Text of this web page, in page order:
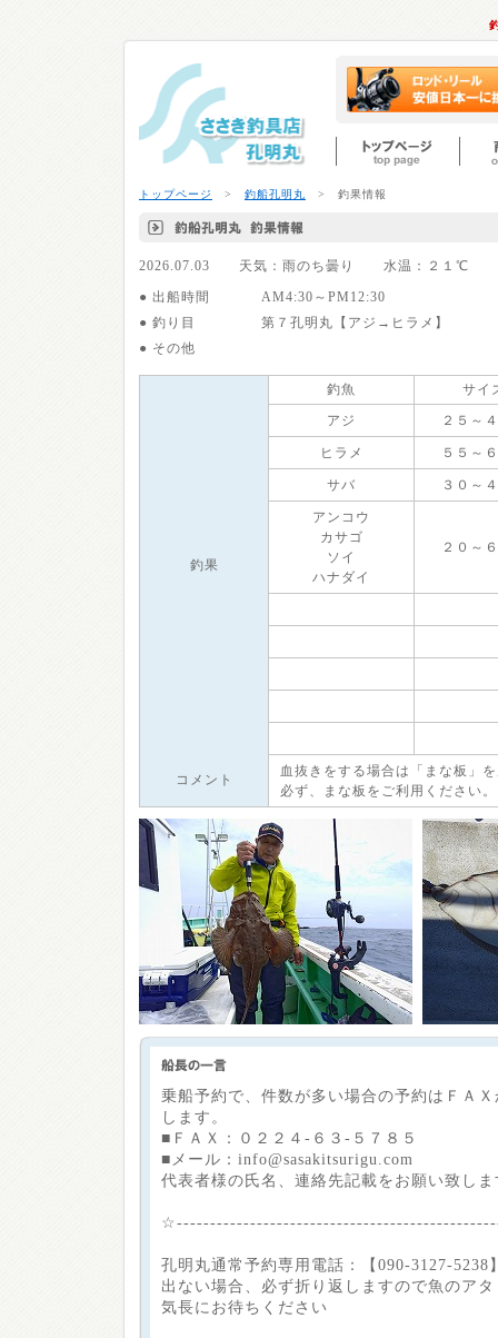
トップページ > 釣船孔明丸 > 釣果情報
2026.07.03 天気：雨のち曇り 水温：２１℃
● 出船時間
AM4:30～PM12:30
● 釣り目
第７孔明丸【アジ→ヒラメ】
● その他
釣果
釣魚
サイ
アジ
２５～
ヒラメ ５５～
サバ ３０～
アンコウ
カサゴ
ソイ
ハナダイ
２０～
コメント
血抜きをする場合は「まな板」
必ず、まな板をご利用ください。
乗船予約で、件数が多い場合の予約はＦＡ
します。
■ＦＡＸ：０２２４-６３-５７８５
■メール：info@sasakitsurigu.com
代表者様の氏名、連絡先記載をお願い致し
孔明丸通常予約専用電話：【090-3127-5238
出ない場合、必ず折り返しますので魚のア
気長にお待ちください